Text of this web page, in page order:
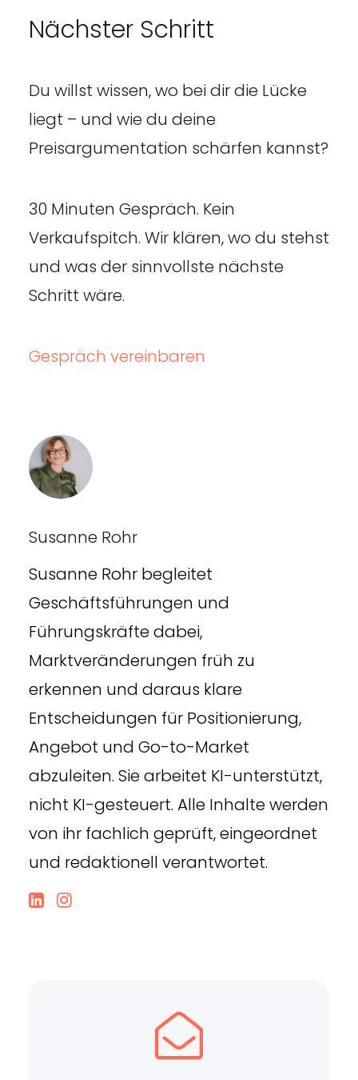
Nächster Schritt
Du willst wissen, wo bei dir die Lücke
liegt – und wie du deine
Preisargumentation schärfen kannst?
30 Minuten Gespräch. Kein
Verkaufspitch. Wir klären, wo du stehst
und was der sinnvollste nächste
Schritt wäre.
Gespräch vereinbaren
Susanne Rohr
Susanne Rohr begleitet
Geschäftsführungen und
Führungskräfte dabei,
Marktveränderungen früh zu
erkennen und daraus klare
Entscheidungen für Positionierung,
Angebot und Go-to-Market
abzuleiten. Sie arbeitet KI-unterstützt,
nicht KI-gesteuert. Alle Inhalte werden
von ihr fachlich geprüft, eingeordnet
und redaktionell verantwortet.